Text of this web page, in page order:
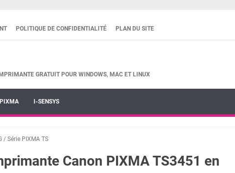
POLITIQUE DE CONFIDENTIALITÉ PLAN DU SITE
GRATUIT POUR WINDOWS, MAC ET LINUX
I-SENSYS
/ Série PIXMA TS
Canon PIXMA TS3451 en